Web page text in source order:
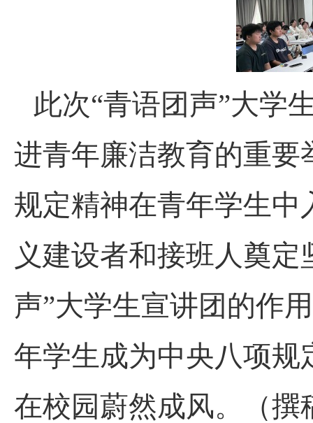
此次“青语团声”大学
进青年廉洁教育的重
规定精神在青年学生
义建设者和接班人奠
声”大学生宣讲团的作
年学生成为中央八项
在校园蔚然成风。（